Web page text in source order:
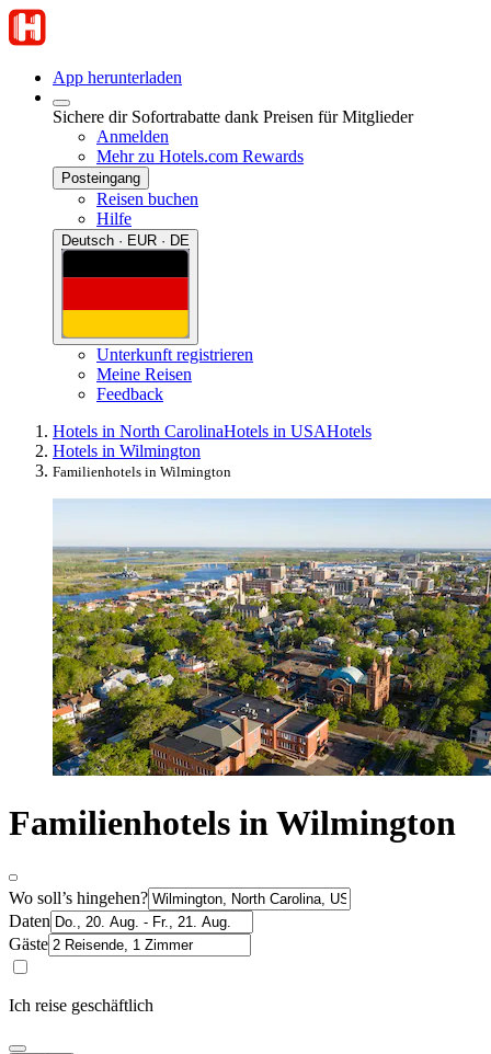
App herunterladen
Sichere dir Sofortrabatte dank Preisen für Mitglieder
Anmelden
Mehr zu Hotels.com Rewards
Posteingang
Reisen buchen
Hilfe
Deutsch · EUR · DE
Unterkunft registrieren
Meine Reisen
Feedback
Hotels in North CarolinaHotels in USAHotels
Hotels in Wilmington
Familienhotels in Wilmington
Familienhotels in Wilmington
Wo soll’s hingehen?
Daten
Gäste
Ich reise geschäftlich